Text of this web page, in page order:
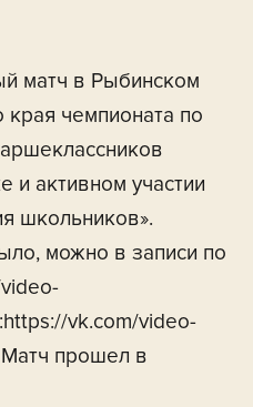
матч в Рыбинском
края чемпионата по
активном участии
школьников».
можно в записи по
vk.com/video-
прошел в